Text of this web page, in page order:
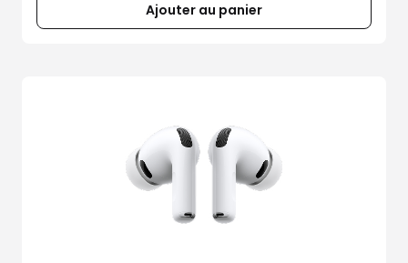
Ajouter au panier